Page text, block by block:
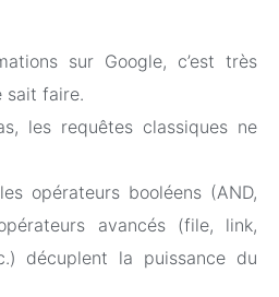
sur Google, c’est très
sait faire.
les requêtes classiques ne
opérateurs booléens (AND,
avancés (file, link,
décuplent la puissance du